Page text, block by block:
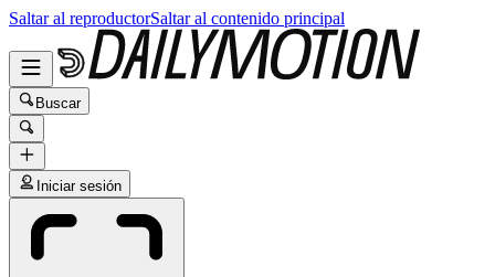
Saltar al reproductorSaltar al contenido principal
Buscar
Iniciar sesión